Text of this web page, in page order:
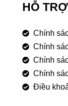
HỖ
Chính
Chính
Chính
Chính
Điều